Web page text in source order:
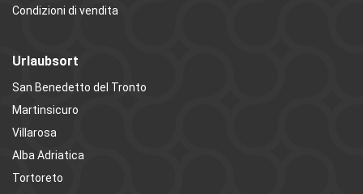
Condizioni di vendita
Urlaubsort
San Benedetto del Tronto
Martinsicuro
Villarosa
Alba Adriatica
Tortoreto